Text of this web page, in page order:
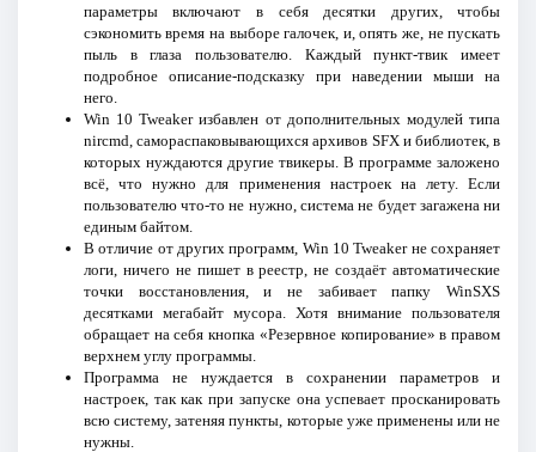
параметры включают в себя десятки других, чтобы
сэкономить время на выборе галочек, и, опять же, не пускать
пыль в глаза пользователю. Каждый пункт-твик имеет
подробное описание-подсказку при наведении мыши на
него.
Win 10 Tweaker избавлен от дополнительных модулей типа
nircmd, самораспаковывающихся архивов SFX и библиотек, в
которых нуждаются другие твикеры. В программе заложено
всё, что нужно для применения настроек на лету. Если
пользователю что-то не нужно, система не будет загажена ни
единым байтом.
В отличие от других программ, Win 10 Tweaker не сохраняет
логи, ничего не пишет в реестр, не создаёт автоматические
точки восстановления, и не забивает папку WinSXS
десятками мегабайт мусора. Хотя внимание пользователя
обращает на себя кнопка «Резервное копирование» в правом
верхнем углу программы.
Программа не нуждается в сохранении параметров и
настроек, так как при запуске она успевает просканировать
всю систему, затеняя пункты, которые уже применены или не
нужны.